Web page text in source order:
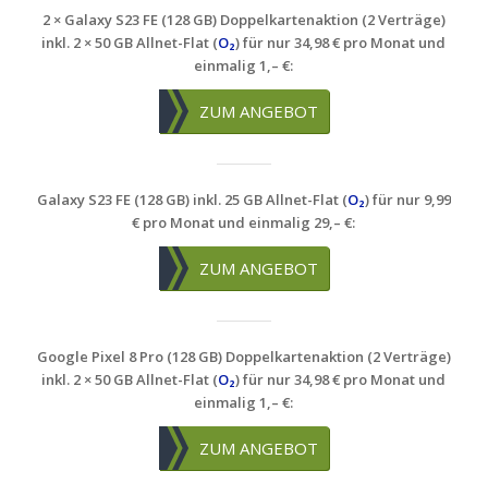
2 × Galaxy S23 FE (128 GB) Doppelkartenaktion (2 Verträge)
inkl. 2 × 50 GB Allnet-Flat (O₂) für nur 34,98 € pro Monat und
einmalig 1,– €:
ZUM ANGEBOT
Galaxy S23 FE (128 GB) inkl. 25 GB Allnet-Flat (O₂) für nur 9,99
€ pro Monat und einmalig 29,– €:
ZUM ANGEBOT
Google Pixel 8 Pro (128 GB) Doppelkartenaktion (2 Verträge)
inkl. 2 × 50 GB Allnet-Flat (O₂) für nur 34,98 € pro Monat und
einmalig 1,– €:
ZUM ANGEBOT